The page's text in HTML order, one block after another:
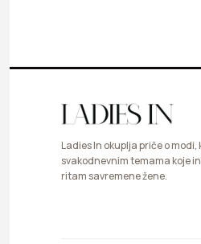
Ladies In okuplja priče o
svakodnevnim temama koje
ritam savremene žene.